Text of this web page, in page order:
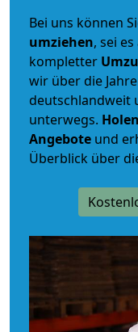
Bei uns können
umziehen, sei es
kompletter
wir über die
deutschlandweit
unterwegs.
Angebote und
Überblick über